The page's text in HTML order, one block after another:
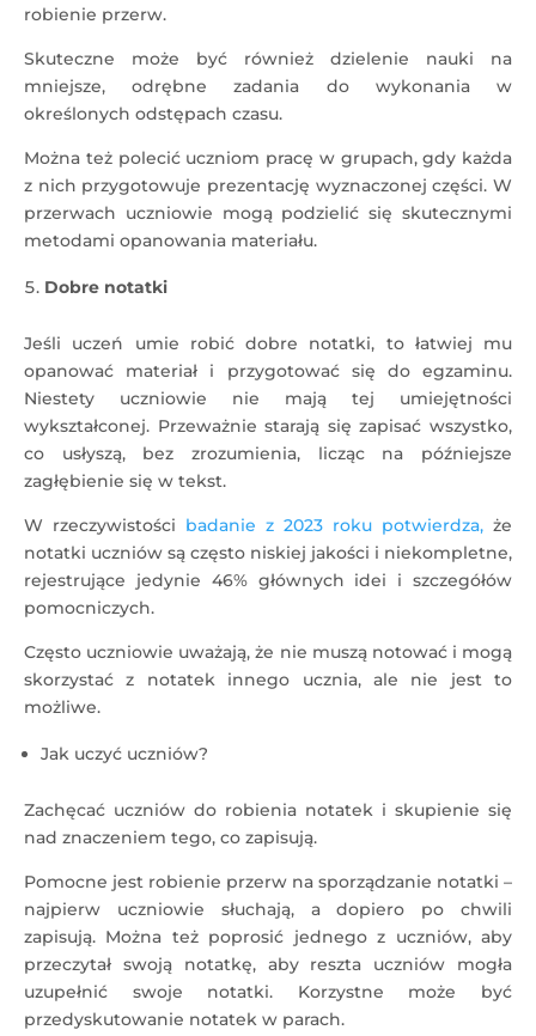
robienie przerw.
Skuteczne może być również dzielenie nauki na
mniejsze, odrębne zadania do wykonania w
określonych odstępach czasu.
Można też polecić uczniom pracę w grupach, gdy każda
z nich przygotowuje prezentację wyznaczonej części. W
przerwach uczniowie mogą podzielić się skutecznymi
metodami opanowania materiału.
Dobre notatki
Jeśli uczeń umie robić dobre notatki, to łatwiej mu
opanować materiał i przygotować się do egzaminu.
Niestety uczniowie nie mają tej umiejętności
wykształconej. Przeważnie starają się zapisać wszystko,
co usłyszą, bez zrozumienia, licząc na późniejsze
zagłębienie się w tekst.
W rzeczywistości badanie z 2023 roku potwierdza, że
notatki uczniów są często niskiej jakości i niekompletne,
rejestrujące jedynie 46% głównych idei i szczegółów
pomocniczych.
Często uczniowie uważają, że nie muszą notować i mogą
skorzystać z notatek innego ucznia, ale nie jest to
możliwe.
Jak uczyć uczniów?
Zachęcać uczniów do robienia notatek i skupienie się
nad znaczeniem tego, co zapisują.
Pomocne jest robienie przerw na sporządzanie notatki –
najpierw uczniowie słuchają, a dopiero po chwili
zapisują. Można też poprosić jednego z uczniów, aby
przeczytał swoją notatkę, aby reszta uczniów mogła
uzupełnić swoje notatki. Korzystne może być
przedyskutowanie notatek w parach.